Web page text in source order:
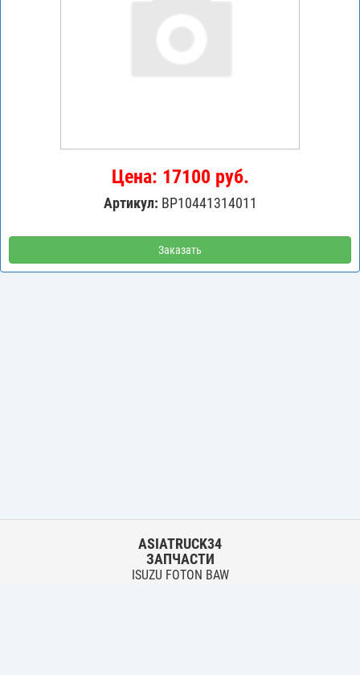
Цена: 17100 руб.
Артикул: BP10441314011
Заказать
ASIATRUCK34
ЗАПЧАСТИ
ISUZU FOTON BAW